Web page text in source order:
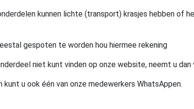
kunnen lichte (transport) krasjes hebben of
gespoten te worden hou hiermee rekening
niet kunt vinden op onze website, neemt u
kunt u ook één van onze medewerkers WhatsAppen.